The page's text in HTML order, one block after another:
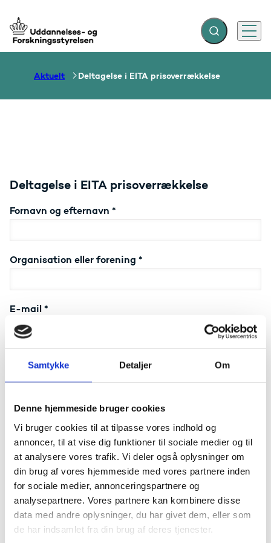
Samtykke Detaljer Om
Denne hjemmeside bruger cookies
Vi bruger cookies til at tilpasse vores indhold og
annoncer, til at vise dig funktioner til sociale medier og til
at analysere vores trafik. Vi deler også oplysninger om
din brug af vores hjemmeside med vores partnere inden
for sociale medier, annonceringspartnere og
analysepartnere. Vores partnere kan kombinere disse
data med andre oplysninger, du har givet dem, eller som
de har indsamlet fra din brug af deres tjenester.
Gå til forsiden Fold søgefelt ud
Menu
Aktuelt Deltagelse i EITA prisoverrækkelse
Deltagelse i EITA prisoverrækkelse
Fornavn og efternavn *
Organisation eller forening *
E-mail *
opmærksomme på, bedes du angive dem her.
*Samtykke: Behandling af personoplysninger i
Uddannelses- og Forskningsstyrelsen
Tilmeld dig her
Felter med (*) skal udfyldes